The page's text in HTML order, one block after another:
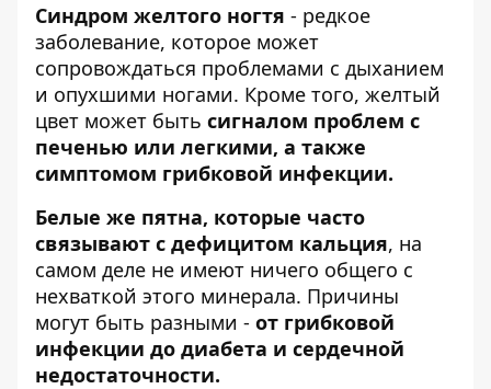
Синдром желтого ногтя - редкое
заболевание, которое может
сопровождаться проблемами с дыханием
и опухшими ногами. Кроме того, желтый
цвет может быть сигналом проблем с
печенью или легкими, а также
симптомом грибковой инфекции.
Белые же пятна, которые часто
связывают с дефицитом кальция, на
самом деле не имеют ничего общего с
нехваткой этого минерала. Причины
могут быть разными - от грибковой
инфекции до диабета и сердечной
недостаточности.